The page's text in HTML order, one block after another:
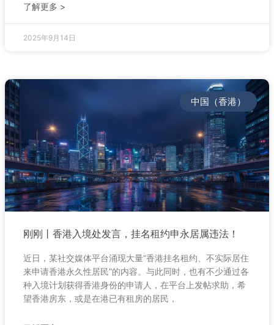
了解更多 >
2025年9月14日
中国（香港）
刚刚丨香港入境处发言，挂名租约申永居属违法！
近日，某社交媒体平台涌现大量“香港挂名租约、不实际居住
来申请香港永久性居民”的内容。与此同时，也有不少通过各
种入境计划获得香港身份的申请人，在平台上发帖求助，希
望香港房东，或是在港已有租房的居民，